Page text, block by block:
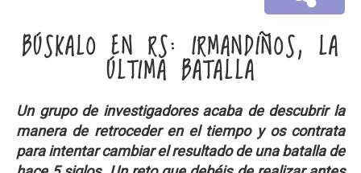
BÚSKALO EN RS: IRMANDIÑOS, LA
ÚLTIMA BATALLA
Un grupo de investigadores acaba de descubrir la
manera de retroceder en el tiempo y os contrata
para intentar cambiar el resultado de una batalla de